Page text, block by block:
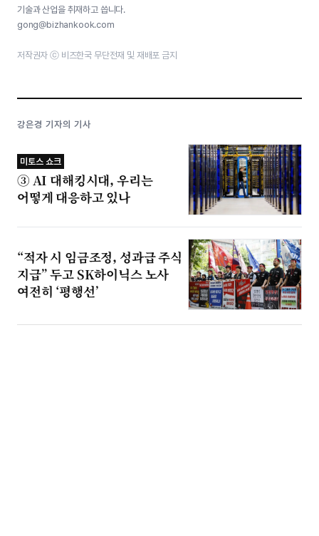
기술과 산업을 취재하고 씁니다.
gong@bizhankook.com
저작권자 ⓒ 비즈한국 무단전재 및 재배포 금지
강은경 기자의 기사
미토스 쇼크
③ AI 대해킹시대, 우리는
어떻게 대응하고 있나
“적자 시 임금조정, 성과급 주식
지급” 두고 SK하이닉스 노사
여전히 ‘평행선’